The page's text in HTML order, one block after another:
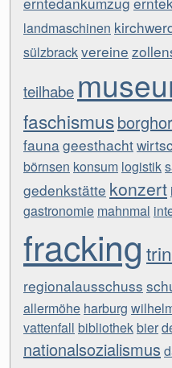
landmaschinen
sülzbrackvereine
teilhabe
faschismus
fauna geesthacht
börnsen konsum logistik
gedenkstätte konzert
gastronomie mahnmal
fracking
regionalausschuss
allermöhe harburg
vattenfall bibliothekbier
nationalsozialismus